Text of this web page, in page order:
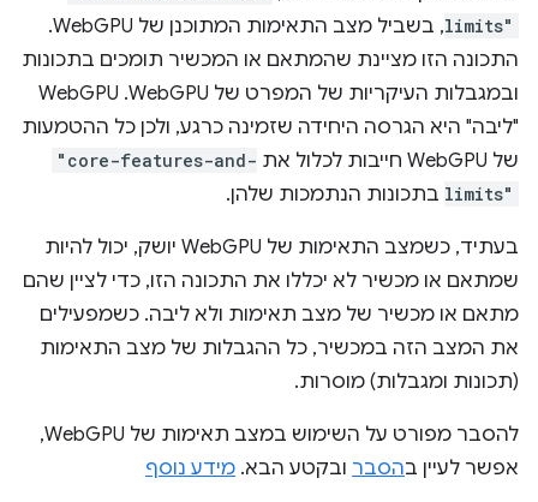
limits"
, בשביל מצב התאימות המתוכנן של WebGPU.
התכונה הזו מציינת שהמתאם או המכשיר תומכים בתכונות
ובמגבלות העיקריות של המפרט של WebGPU. ‏WebGPU
"ליבה" היא הגרסה היחידה שזמינה כרגע, ולכן כל ההטמעות
של WebGPU חייבות לכלול את
"core-features-and-
limits" בתכונות הנתמכות שלהן.
בעתיד, כשמצב התאימות של WebGPU יושק, יכול להיות
שמתאם או מכשיר לא יכללו את התכונה הזו, כדי לציין שהם
מתאם או מכשיר של מצב תאימות ולא ליבה. כשמפעילים
את המצב הזה במכשיר, כל ההגבלות של מצב התאימות
(תכונות ומגבלות) מוסרות.
להסבר מפורט על השימוש במצב תאימות של WebGPU,
אפשר לעיין בהסבר ובקטע הבא. מידע נוסף